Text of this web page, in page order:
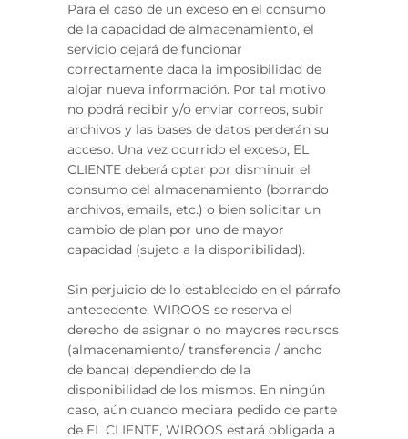
Para el caso de un exceso en el consumo
de la capacidad de almacenamiento, el
servicio dejará de funcionar
correctamente dada la imposibilidad de
alojar nueva información. Por tal motivo
no podrá recibir y/o enviar correos, subir
archivos y las bases de datos perderán su
acceso. Una vez ocurrido el exceso, EL
CLIENTE deberá optar por disminuir el
consumo del almacenamiento (borrando
archivos, emails, etc.) o bien solicitar un
cambio de plan por uno de mayor
capacidad (sujeto a la disponibilidad).
Sin perjuicio de lo establecido en el párrafo
antecedente, WIROOS se reserva el
derecho de asignar o no mayores recursos
(almacenamiento/ transferencia / ancho
de banda) dependiendo de la
disponibilidad de los mismos. En ningún
caso, aún cuando mediara pedido de parte
de EL CLIENTE, WIROOS estará obligada a